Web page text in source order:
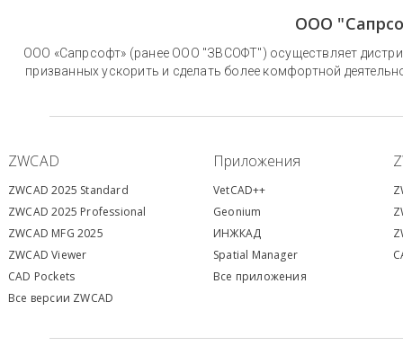
ООО
ООО «Сапрсофт» (ранее ООО "ЗВСОФТ") осуществляет
призванных ускорить и сделать более комфортной
ZWCAD Приложения
ZWCAD 2025 Standard
ZWCAD 2025 Professional
ZWCAD MFG 2025
ZWCAD Viewer
CAD Pockets
Все версии ZWCAD
VetCAD++
Geonium
ИНЖКАД
Spatial Manager
Все приложения